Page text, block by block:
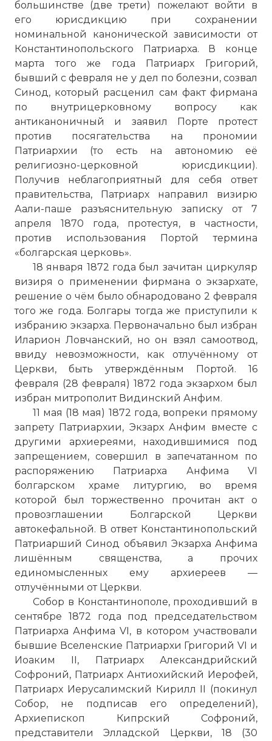
большинстве (две трети) пожелают войти в
его юрисдикцию при сохранении
номинальной канонической зависимости от
Константинопольского Патриарха. В конце
марта того же года Патриарх Григорий,
бывший с февраля не у дел по болезни, созвал
Синод, который расценил сам факт фирмана
по внутрицерковному вопросу как
антиканоничный и заявил Порте протест
против посягательства на прономии
Патриархии (то есть на автономию её
религиозно-церковной юрисдикции).
Получив неблагоприятный для себя ответ
правительства, Патриарх направил визирю
Аали-паше разъяснительную записку от 7
апреля 1870 года, протестуя, в частности,
против использования Портой термина
«болгарская церковь».
18 января 1872 года был зачитан циркуляр
визиря о применении фирмана о экзархате,
решение о чём было обнародовано 2 февраля
того же года. Болгары тогда же приступили к
избранию экзарха. Первоначально был избран
Иларион Ловчанский, но он взял самоотвод,
ввиду невозможности, как отлучённому от
Церкви, быть утверждённым Портой. 16
февраля (28 февраля) 1872 года экзархом был
избран митрополит Видинский Анфим.
11 мая (18 мая) 1872 года, вопреки прямому
запрету Патриархии, Экзарх Анфим вместе с
другими архиереями, находившимися под
запрещением, совершил в запечатанном по
распоряжению Патриарха Анфима VI
болгарском храме литургию, во время
которой был торжественно прочитан акт о
провозглашении Болгарской Церкви
автокефальной. В ответ Константинопольский
Патриарший Синод объявил Экзарха Анфима
лишённым священства, а прочих
единомысленных ему архиереев —
отлучёнными от Церкви.
Собор в Константинополе, проходивший в
сентябре 1872 года под председательством
Патриарха Анфима VI, в котором участвовали
бывшие Вселенские Патриархи Григорий VI и
Иоаким II, Патриарх Александрийский
Софроний, Патриарх Антиохийский Иерофей,
Патриарх Иерусалимский Кирилл II (покинул
Собор, не подписав его определений),
Архиепископ Кипрский Софроний,
представители Элладской Церкви, 18 (30